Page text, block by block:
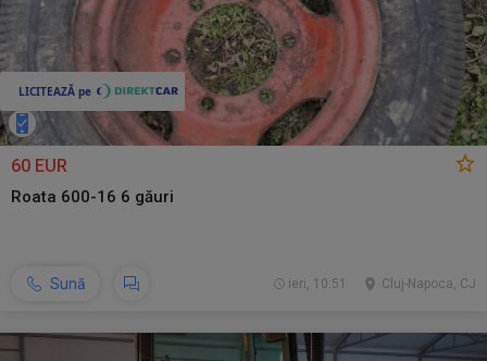
60 EUR
Roata 600-16 6 găuri
Sună Cluj-Napoca, CJ
ieri, 10:51